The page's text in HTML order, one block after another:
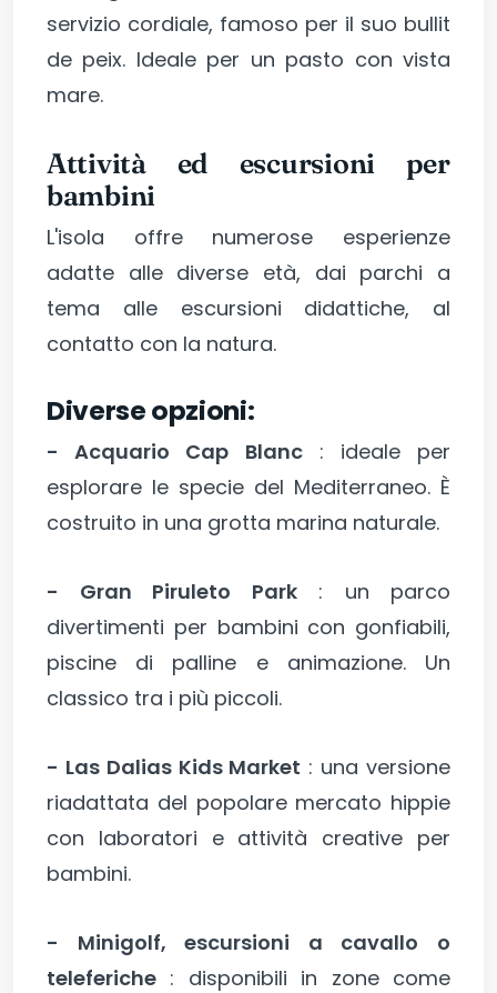
servizio cordiale, famoso per il suo bullit
de peix. Ideale per un pasto con vista
mare.
Attività ed escursioni per
bambini
L'isola offre numerose esperienze
adatte alle diverse età, dai parchi a
tema alle escursioni didattiche, al
contatto con la natura.
Diverse opzioni:
- Acquario Cap Blanc: ideale per
esplorare le specie del Mediterraneo. È
costruito in una grotta marina naturale.
- Gran Piruleto Park: un parco
divertimenti per bambini con gonfiabili,
piscine di palline e animazione. Un
classico tra i più piccoli.
- Las Dalias Kids Market : una versione
riadattata del popolare mercato hippie
con laboratori e attività creative per
bambini.
- Minigolf, escursioni a cavallo o
teleferiche : disponibili in zone come